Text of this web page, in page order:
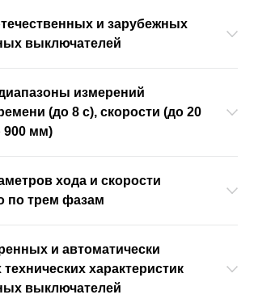
и зарубежных
выключателей
измерений
(до 8 с), скорости (до 20
900 мм)
хода и скорости
по трем фазам
и автоматически
характеристик
выключателей